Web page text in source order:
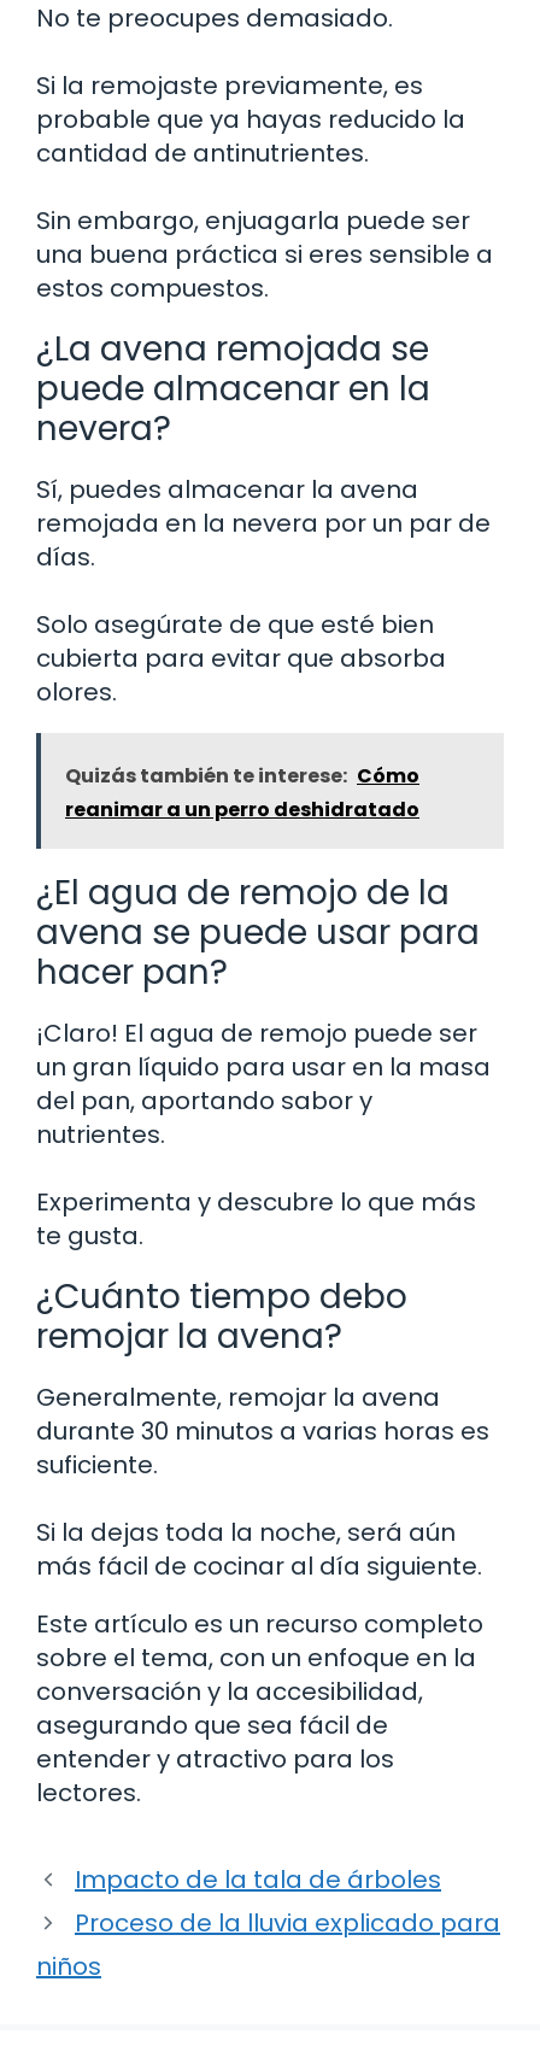
No te preocupes demasiado.
Si la remojaste previamente, es
probable que ya hayas reducido la
cantidad de antinutrientes.
Sin embargo, enjuagarla puede ser
una buena práctica si eres sensible a
estos compuestos.
¿La avena remojada se
puede almacenar en la
nevera?
Sí, puedes almacenar la avena
remojada en la nevera por un par de
días.
Solo asegúrate de que esté bien
cubierta para evitar que absorba
olores.
Quizás también te interese: Cómo
reanimar a un perro deshidratado
¿El agua de remojo de la
avena se puede usar para
hacer pan?
¡Claro! El agua de remojo puede ser
un gran líquido para usar en la masa
del pan, aportando sabor y
nutrientes.
Experimenta y descubre lo que más
te gusta.
¿Cuánto tiempo debo
remojar la avena?
Generalmente, remojar la avena
durante 30 minutos a varias horas es
suficiente.
Si la dejas toda la noche, será aún
más fácil de cocinar al día siguiente.
Este artículo es un recurso completo
sobre el tema, con un enfoque en la
conversación y la accesibilidad,
asegurando que sea fácil de
entender y atractivo para los
lectores.
Impacto de la tala de árboles
Proceso de la lluvia explicado para
niños